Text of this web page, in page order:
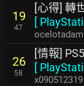
19
47
[心得] 轉
[
ocelotadam
26
58
[情報]
[
x090512319